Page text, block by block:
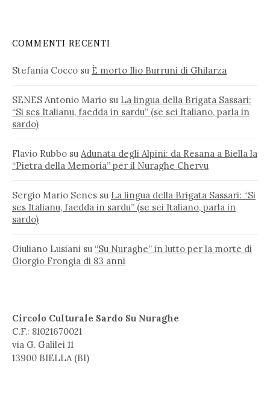
COMMENTI RECENTI
Stefania Cocco su È morto Ilio Burruni di Ghilarza
SENES Antonio Mario su La lingua della Brigata Sassari:
“Si ses Italianu, faedda in sardu” (se sei Italiano, parla in
sardo)
Flavio Rubbo su Adunata degli Alpini: da Resana a Biella la
“Pietra della Memoria” per il Nuraghe Chervu
Sergio Mario Senes su La lingua della Brigata Sassari: “Si
ses Italianu, faedda in sardu” (se sei Italiano, parla in
sardo)
Giuliano Lusiani su “Su Nuraghe” in lutto per la morte di
Giorgio Frongia di 83 anni
Circolo Culturale Sardo Su Nuraghe
C.F.: 81021670021
via G. Galilei 11
13900 BIELLA (BI)